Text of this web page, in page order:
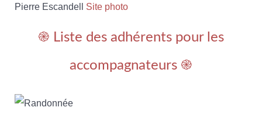
Pierre Escandell Site photo
֎ Liste des adhérents pour les
accompagnateurs ֎